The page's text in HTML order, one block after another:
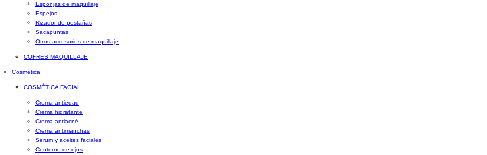
Esponjas de maquillaje
Espejos
Rizador de pestañas
Sacapuntas
Otros accesorios de maquillaje
COFRES MAQUILLAJE
Cosmética
COSMÉTICA FACIAL
Crema antiedad
Crema hidratante
Crema antiacné
Crema antimanchas
Serum y aceites faciales
Contorno de ojos